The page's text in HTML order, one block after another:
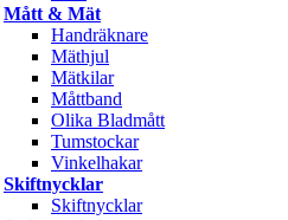
Mått & Mät
Handräknare
Mäthjul
Mätkilar
Måttband
Olika Bladmått
Tumstockar
Vinkelhakar
Skiftnycklar
Skiftnycklar